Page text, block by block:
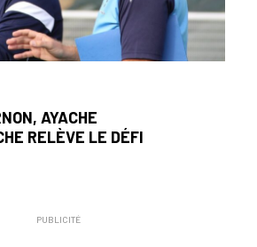
AYACHE
RELÈVE LE DÉFI
PUBLICITÉ